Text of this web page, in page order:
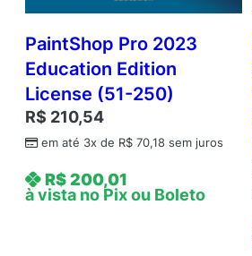
PaintShop Pro 2023
Education Edition
License (51-250)
R$ 210,54
em até 3x de R$ 70,18 sem juros
R$200,01
à vista no Pix ou Boleto